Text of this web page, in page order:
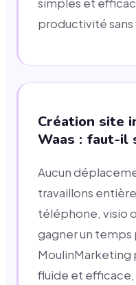
simples et
productivité sans
Création site
Waas : faut-il
Aucun
travaillons
téléphone, visio
gagner un temps
MoulinMarketing
fluide et